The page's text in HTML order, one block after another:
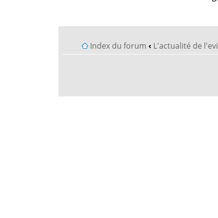
Index du forum ‹ L'actualité de